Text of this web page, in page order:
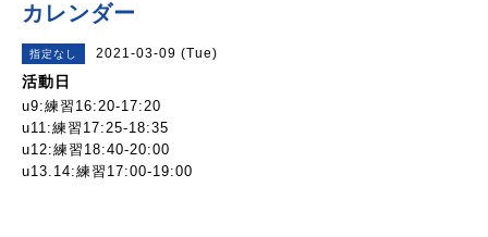
カレンダー
指定なし 2021-03-09 (Tue)
活動日
u9:練習16:20-17:20
u11:練習17:25-18:35
u12:練習18:40-20:00
u13.14:練習17:00-19:00